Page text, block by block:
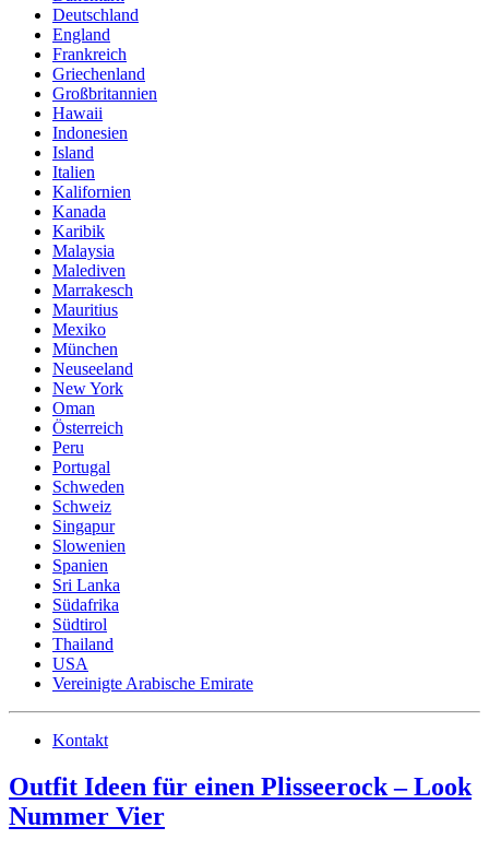
Deutschland
England
Frankreich
Griechenland
Großbritannien
Hawaii
Indonesien
Island
Italien
Kalifornien
Kanada
Karibik
Malaysia
Malediven
Marrakesch
Mauritius
Mexiko
München
Neuseeland
New York
Oman
Österreich
Peru
Portugal
Schweden
Schweiz
Singapur
Slowenien
Spanien
Sri Lanka
Südafrika
Südtirol
Thailand
USA
Vereinigte Arabische Emirate
Kontakt
Outfit Ideen für einen Plisseerock – Look
Nummer Vier